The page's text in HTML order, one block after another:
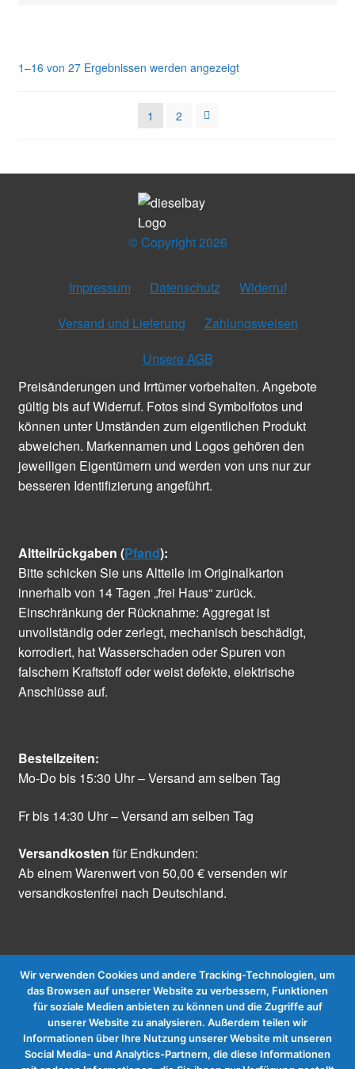
1–16 von 27 Ergebnissen werden angezeigt
1 2
© Copyright 2026
Impressum Datenschutz
Widerruf
Versand und Lieferung
Zahlungsweisen
Unsere AGB
Preisänderungen und Irrtümer vorbehalten. Angebote
gültig bis auf Widerruf. Fotos sind Symbolfotos und
können unter Umständen zum eigentlichen Produkt
abweichen. Markennamen und Logos gehören den
jeweiligen Eigentümern und werden von uns nur zur
besseren Identifizierung angeführt.
Altteilrückgaben (Pfand):
Bitte schicken Sie uns Altteile im Originalkarton
innerhalb von 14 Tagen „frei Haus“ zurück.
Einschränkung der Rücknahme: Aggregat ist
unvollständig oder zerlegt, mechanisch beschädigt,
korrodiert, hat Wasserschaden oder Spuren von
falschem Kraftstoff oder weist defekte, elektrische
Anschlüsse auf.
Bestellzeiten:
Mo-Do bis 15:30 Uhr – Versand am selben Tag
Fr bis 14:30 Uhr – Versand am selben Tag
Versandkosten für Endkunden:
Ab einem Warenwert von 50,00 € versenden wir
versandkostenfrei nach Deutschland.
Vertrag widerrufen
Wir verwenden Cookies und andere Tracking-Technologien, um
das Browsen auf unserer Website zu verbessern, Funktionen
für soziale Medien anbieten zu können und die Zugriffe auf
unserer Website zu analysieren. Außerdem teilen wir
Informationen über Ihre Nutzung unserer Website mit unseren
Social Media- und Analytics-Partnern, die diese Informationen